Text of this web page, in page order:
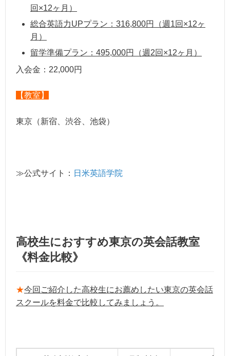
回×12ヶ月）
総合英語力UPプラン：316,800円（週1回×12ヶ
月）
留学準備プラン：495,000円（週2回×12ヶ月）
入会金：22,000円
【教室】
東京（新宿、渋谷、池袋）
≫公式サイト： 日米英語学院
高校生におすすめ東京の英会話教室
《料金比較》
★今回ご紹介した高校生にお薦めしたい東京の英会話
スクールを料金で比較してみましょう。